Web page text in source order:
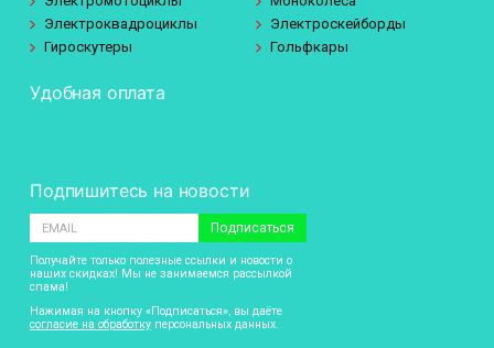
Электроквадроциклы
Электроскейборды
Гироскутеры
Гольфкары
Удобная оплата
Подпишитесь на новости
Подписаться
Получайте только полезные ссылки и новости о
наших скидках! Мы не занимаемся рассылкой
спама!
Нажимая на кнопку «Подписаться», вы даёте
согласие на обработку персональных данных.